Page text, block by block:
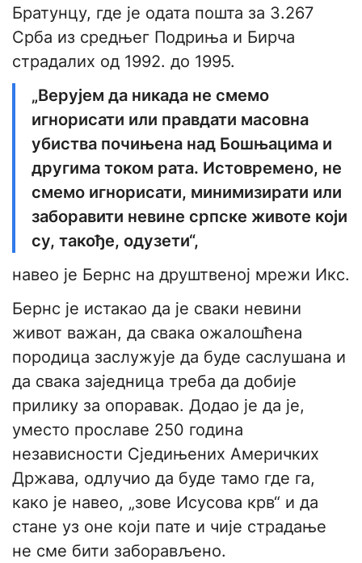
Братунцу, где је одата пошта за 3.267
Срба из средњег Подриња и Бирча
страдалих од 1992. до 1995.
„Верујем да никада не смемо
игнорисати или правдати масовна
убиства почињена над Бошњацима и
другима током рата. Истовремено, не
смемо игнорисати, минимизирати или
заборавити невине српске животе који
су, такође, одузети“,
навео је Бернс на друштвеној мрежи Икс.
Бернс је истакао да је сваки невини
живот важан, да свака ожалошћена
породица заслужује да буде саслушана и
да свака заједница треба да добије
прилику за опоравак. Додао је да је,
уместо прославе 250 година
независности Сједињених Америчких
Држава, одлучио да буде тамо где га,
како је навео, „зове Исусова крв“ и да
стане уз оне који пате и чије страдање
не сме бити заборављено.